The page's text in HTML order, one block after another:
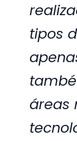
tipos
áreas